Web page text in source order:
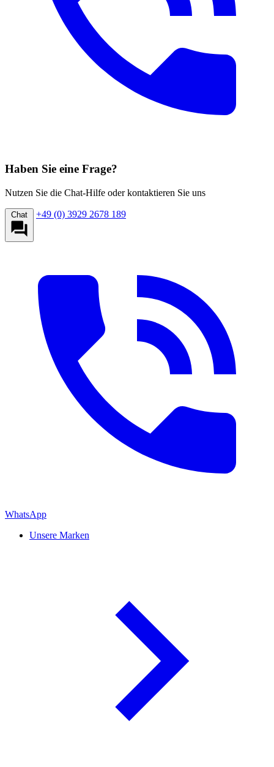
Haben Sie eine Frage?
Nutzen Sie die Chat-Hilfe oder kontaktieren Sie uns
Chat +49 (0) 3929 2678 189
WhatsApp
Unsere Marken